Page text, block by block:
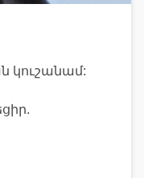
կուշանամ: